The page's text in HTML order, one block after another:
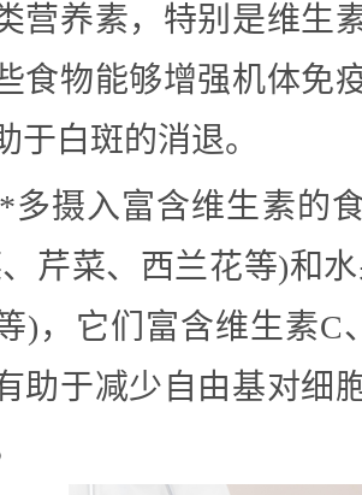
营养素，特别是维生
食物能够增强机体免
于白斑的消退。
多摄入富含维生素的
芹菜、西兰花等)和水
)，它们富含维生素C
助于减少自由基对细